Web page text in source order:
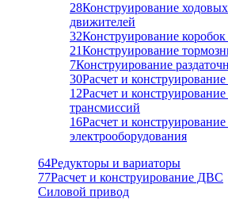
28Конструирование
движителей
32Конструирование коробок
21Конструирование
7Конструирование
30Расчет и
12Расчет и
трансмиссий
16Расчет и
электрооборудования
64Редукторы и вариаторы
77Расчет и конструирование ДВС
Силовой привод